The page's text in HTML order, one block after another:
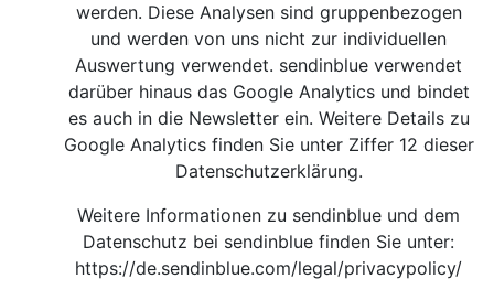
werden. Diese Analysen sind gruppenbezogen
und werden von uns nicht zur individuellen
Auswertung verwendet. sendinblue verwendet
darüber hinaus das Google Analytics und bindet
es auch in die Newsletter ein. Weitere Details zu
Google Analytics finden Sie unter Ziffer 12 dieser
Datenschutzerklärung.
Weitere Informationen zu sendinblue und dem
Datenschutz bei sendinblue finden Sie unter:
https://de.sendinblue.com/legal/privacypolicy/